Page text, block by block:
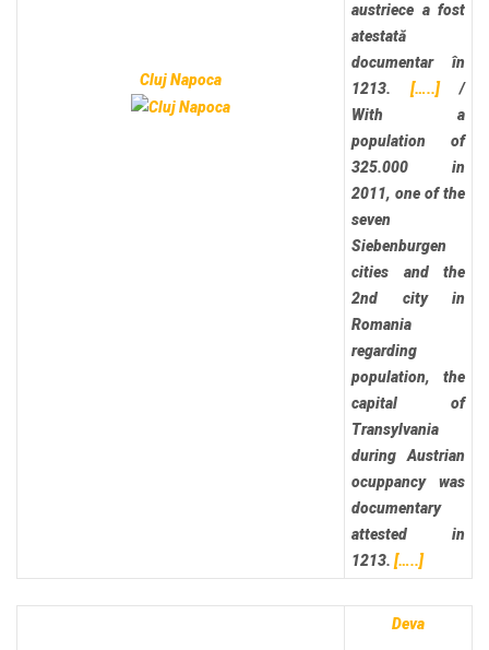
Cluj Napoca
austriece a fost
atestată
documentar în
1213. […..] /
With a
population of
325.000 in
2011, one of the
seven
Siebenburgen
cities and the
2nd city in
Romania
regarding
population, the
capital of
Transylvania
during Austrian
ocuppancy was
documentary
attested in
1213. […..]
Deva